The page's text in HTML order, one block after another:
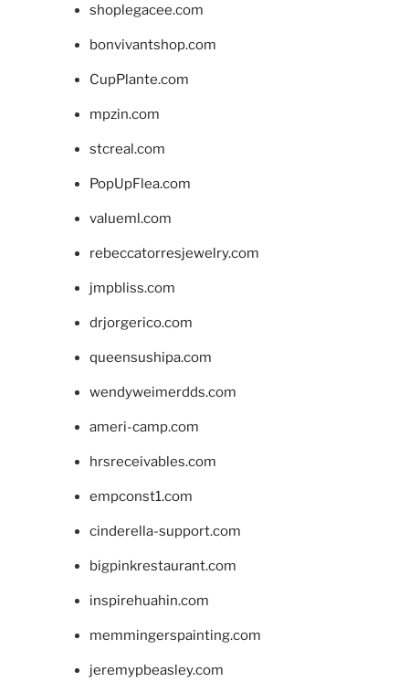
shoplegacee.com
bonvivantshop.com
CupPlante.com
mpzin.com
stcreal.com
PopUpFlea.com
valueml.com
rebeccatorresjewelry.com
jmpbliss.com
drjorgerico.com
queensushipa.com
wendyweimerdds.com
ameri-camp.com
hrsreceivables.com
empconst1.com
cinderella-support.com
bigpinkrestaurant.com
inspirehuahin.com
memmingerspainting.com
jeremypbeasley.com